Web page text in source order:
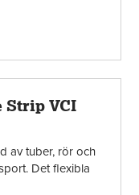
Strip VCI
av tuber, rör och
Det flexibla